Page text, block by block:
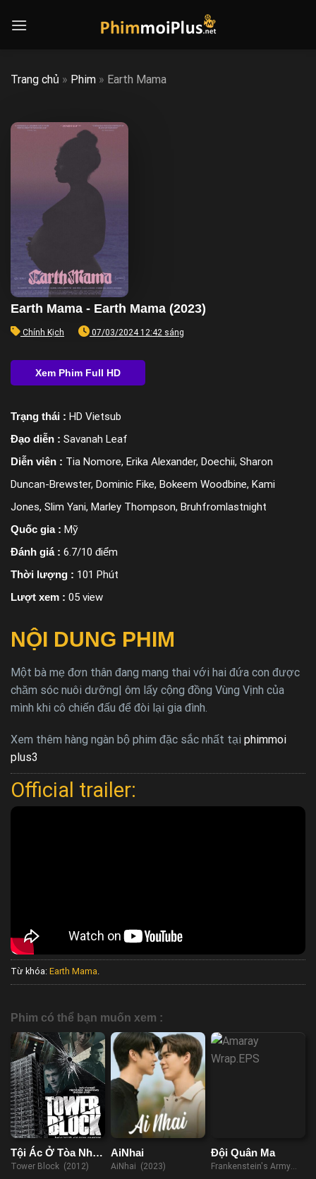
Trang chủ » Phim » Earth Mama
Earth Mama - Earth Mama (2023)
Chính Kịch 07/03/2024 12:42 sáng
Trạng thái : HD Vietsub
Đạo diễn : Savanah Leaf
Diễn viên : Tia Nomore, Erika Alexander, Doechii, Sharon
Duncan-Brewster, Dominic Fike, Bokeem Woodbine, Kami
Jones, Slim Yani, Marley Thompson, Bruhfromlastnight
Quốc gia : Mỹ
Đánh giá : 6.7/10 điểm
Thời lượng : 101 Phút
Lượt xem : 05 view
NỘI DUNG PHIM
Một bà mẹ đơn thân đang mang thai với hai đứa con được
chăm sóc nuôi dưỡng| ôm lấy cộng đồng Vùng Vịnh của
mình khi cô chiến đấu để đòi lại gia đình.
Xem thêm hàng ngàn bộ phim đặc sắc nhất tại phimmoi
plus3
Official trailer:
Từ khóa: Earth Mama.
Phim có thể bạn muốn xem :
Tội Ác Ở Tòa Nhà
31
Tower Block (2012)
AiNhai
AiNhai (2023)
Đội Quân Ma
Frankenstein's Army